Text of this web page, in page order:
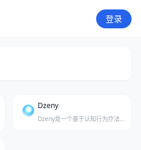
登录
Dzeny
Dzeny是一个基于认知行为疗法的AI治疗师，全天候为焦虑、压力和倦怠提供智能化心理支持。